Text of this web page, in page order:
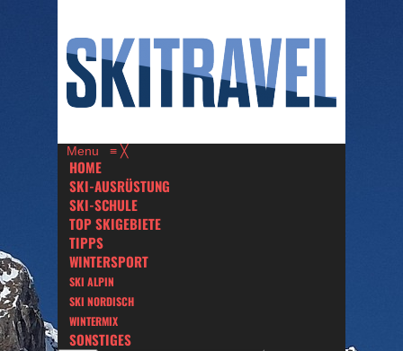
Menu ≡ ╳
HOME
SKI-AUSRÜSTUNG
SKI-SCHULE
TOP SKIGEBIETE
TIPPS
WINTERSPORT
SKI ALPIN
SKI NORDISCH
WINTERMIX
SONSTIGES